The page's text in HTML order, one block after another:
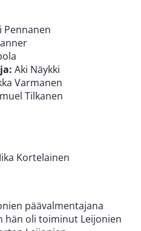
Pennanen
Aki Näykki
Varmanen
Tilkanen
Kortelainen
päävalmentajana
hän oli toiminut Leijonien